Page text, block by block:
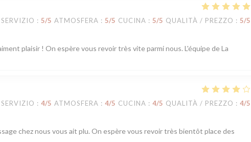
SERVIZIO : 5/5 ATMOSFERA : 5/5 CUCINA : 5/5 QUALITÀ / PREZZO : 5/5
plaisir ! On espère vous revoir très vite parmi nous. L'équipe de La
SERVIZIO : 4/5 ATMOSFERA : 4/5 CUCINA : 4/5 QUALITÀ / PREZZO : 4/5
chez nous vous ait plu. On espère vous revoir très bientôt place des